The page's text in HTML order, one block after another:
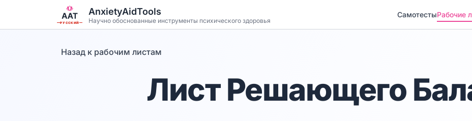
Перейти к основному содержанию
РУССКИЙ
AnxietyAidTools
Научно обоснованные инструменты психического здоровья
СамотестыРабочие
Назад к рабочим листам
Лист Решающего